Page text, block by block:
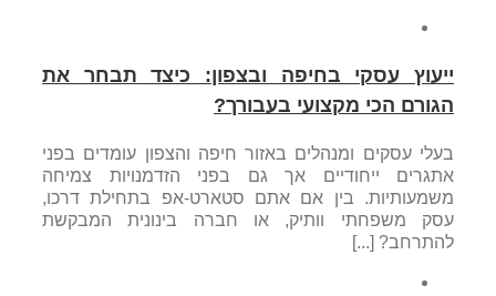
ייעוץ עסקי בחיפה ובצפון: כיצד תבחר את
הגורם הכי מקצועי בעבורך?
בעלי עסקים ומנהלים באזור חיפה והצפון עומדים בפני
אתגרים ייחודיים אך גם בפני הזדמנויות צמיחה
משמעותיות. בין אם אתם סטארט-אפ בתחילת דרכו,
עסק משפחתי וותיק, או חברה בינונית המבקשת
להתרחב? [...]